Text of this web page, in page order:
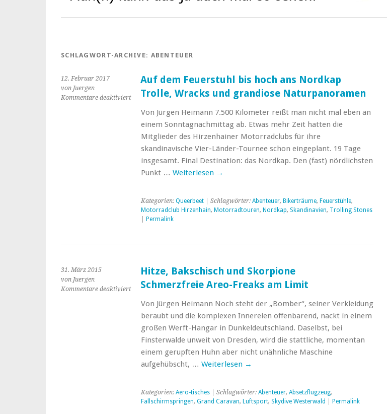
SCHLAGWORT-ARCHIVE: ABENTEUER
12. Februar 2017
von Juergen
Kommentare deaktiviertfür
Feuerstuhl
Nordkap
Trolle,
grandiose
Naturpanoramen
Auf dem Feuerstuhl bis hoch ans Nordkap
Trolle, Wracks und grandiose Naturpanoramen
Von Jürgen Heimann 7.500 Kilometer reißt man nicht mal eben an
einem Sonntagnachmittag ab. Etwas mehr Zeit hatten die
Mitglieder des Hirzenhainer Motorradclubs für ihre
skandinavische Vier-Länder-Tournee schon eingeplant. 19 Tage
insgesamt. Final Destination: das Nordkap. Den (fast) nördlichsten
Punkt … Weiterlesen →
Kategorien: Queerbeet| Schlagwörter: Abenteuer, Bikerträume, Feuerstühle,
Motorradclub Hirzenhain, Motorradtouren, Nordkap, Skandinavien, Trolling Stones
Permalink
31. März 2015
von Juergen
Kommentare deaktiviertfür
Bakschisch
Skorpione
Schmerzfreie
Freaks
Hitze, Bakschisch und Skorpione
Schmerzfreie Areo-Freaks am Limit
Von Jürgen Heimann Noch steht der „Bomber“, seiner Verkleidung
beraubt und die komplexen Innereien offenbarend, nackt in einem
großen Werft-Hangar in Dunkeldeutschland. Daselbst, bei
Finsterwalde unweit von Dresden, wird die stattliche, momentan
einem gerupften Huhn aber nicht unähnliche Maschine
aufgehübscht, … Weiterlesen →
Kategorien: Aero-tisches| Schlagwörter: Abenteuer, Absetzflugzeug,
Fallschirmspringen, Grand Caravan, Luftsport, Skydive Westerwald Permalink